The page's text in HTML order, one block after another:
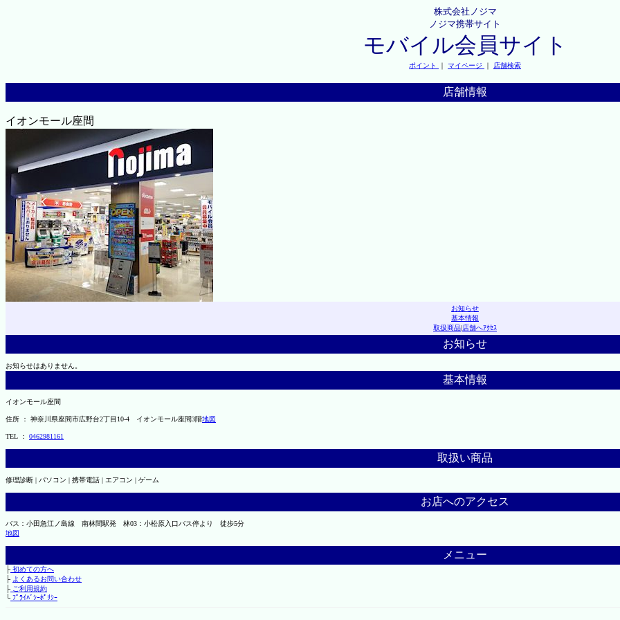
株式会社ノジマ
ノジマ携帯サイト
モバイル会員サイト
ポイント ｜ マイページ ｜ 店舗検索
店舗情報
イオンモール座間
お知らせ
基本情報
取扱商品|店舗へｱｸｾｽ
お知らせ
お知らせはありません。
基本情報
イオンモール座間
住所 ： 神奈川県座間市広野台2丁目10-4 イオンモール座間3階地図
TEL ： 0462981161
取扱い商品
修理診断 | パソコン | 携帯電話 | エアコン | ゲーム
お店へのアクセス
バス：小田急江ノ島線 南林間駅発 林03：小松原入口バス停より 徒歩5分
地図
メニュー
├初めての方へ
├ よくあるお問い合わせ
├ご利用規約
└ﾌﾟﾗｲﾊﾞｼｰﾎﾟﾘｼｰ